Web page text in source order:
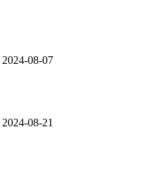
2024-08-07
2024-08-21